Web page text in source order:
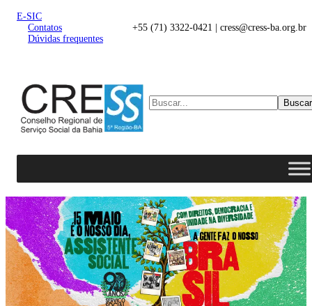
E-SIC
Contatos
Dúvidas frequentes
+55 (71) 3322-0421 | cress@cress-ba.org.br
Buscar